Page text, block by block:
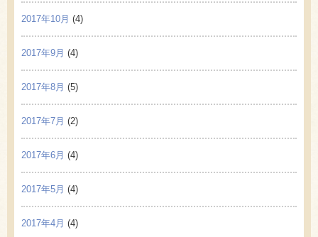
2017年10月 (4)
2017年9月 (4)
2017年8月 (5)
2017年7月 (2)
2017年6月 (4)
2017年5月 (4)
2017年4月 (4)